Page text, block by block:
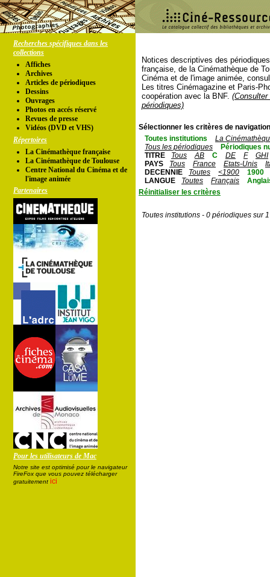
Recherches spécifiques dans les
collections
Affiches
Archives
Articles de périodiques
Dessins
Ouvrages
Photos en accés réservé
Revues de presse
Vidéos (DVD et VHS)
Répertoires
La Cinémathèque française
La Cinémathèque de Toulouse
Centre National du Cinéma et de
l'image animée
Partenaires
Pour les utilisateurs de Mac
Notre site est optimisé pour le navigateur
FireFox que vous pouvez télécharger
gratuitement ici
Notices descriptives des
française, de la Cinémathèque de
Cinéma et de l'image animée,
Les titres Cinémagazine et Paris-
coopération avec la BNF.
périodiques)
Sélectionner les critères de
Toutes institutions
La
Tous les périodiques
Périodiques
TITRE
Tous AB C DE F
GHI
PAYS
Tous France Etats-Unis
DECENNIE
Toutes <1900
1900
LANGUE
Toutes Français
Réinitialiser les critères
Toutes institutions - 0 périodiques sur